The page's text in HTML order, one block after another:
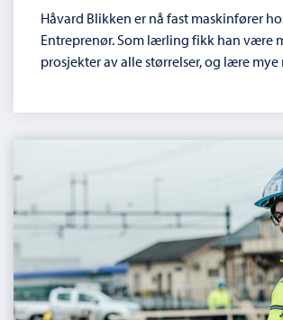
Håvard Blikken er nå fast maskinfører
Entreprenør. Som lærling fikk han være
prosjekter av alle størrelser, og lære mye